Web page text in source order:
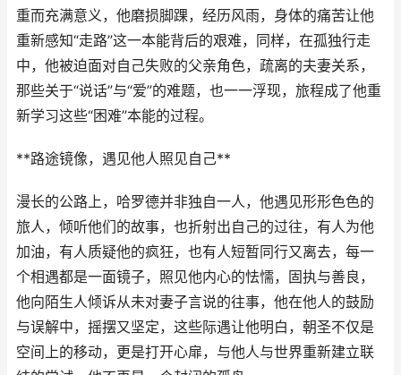
重而充满意义，他磨损脚踝，经历风雨，身体的痛苦让他
重新感知“走路”这一本能背后的艰难，同样，在孤独行走
中，他被迫面对自己失败的父亲角色，疏离的夫妻关系，
那些关于“说话”与“爱”的难题，也一一浮现，旅程成了他重
新学习这些“困难”本能的过程。
**路途镜像，遇见他人照见自己**
漫长的公路上，哈罗德并非独自一人，他遇见形形色色的
旅人，倾听他们的故事，也折射出自己的过往，有人为他
加油，有人质疑他的疯狂，也有人短暂同行又离去，每一
个相遇都是一面镜子，照见他内心的怯懦，固执与善良，
他向陌生人倾诉从未对妻子言说的往事，他在他人的鼓励
与误解中，摇摆又坚定，这些际遇让他明白，朝圣不仅是
空间上的移动，更是打开心扉，与他人与世界重新建立联